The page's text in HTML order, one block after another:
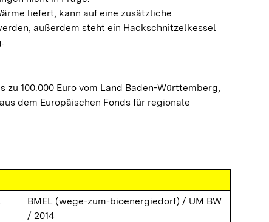
liefert, kann auf eine zusätzliche
außerdem steht ein Hackschnitzelkessel
zu 100.000 Euro vom Land Baden-Württemberg,
dem Europäischen Fonds für regionale
BMEL (wege-zum-bioenergiedorf) / UM BW
/ 2014